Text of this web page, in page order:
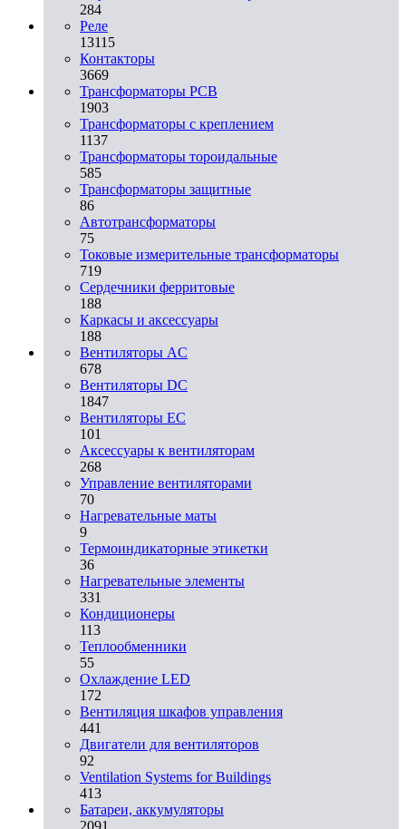
284
Реле
13115
Контакторы
3669
Трансформаторы PCB
1903
Трансформаторы с креплением
1137
Трансформаторы тороидальные
585
Трансформаторы защитные
86
Автотрансформаторы
75
Токовые измерительные трансформаторы
719
Сердечники ферритовые
188
Каркасы и аксессуары
188
Вентиляторы AC
678
Вентиляторы DC
1847
Вентиляторы EC
101
Аксессуары к вентиляторам
268
Управление вентиляторами
70
Нагревательные маты
9
Термоиндикаторные этикетки
36
Нагревательные элементы
331
Кондиционеры
113
Теплообменники
55
Охлаждение LED
172
Вентиляция шкафов управления
441
Двигатели для вентиляторов
92
Ventilation Systems for Buildings
413
Батареи, аккумуляторы
2091